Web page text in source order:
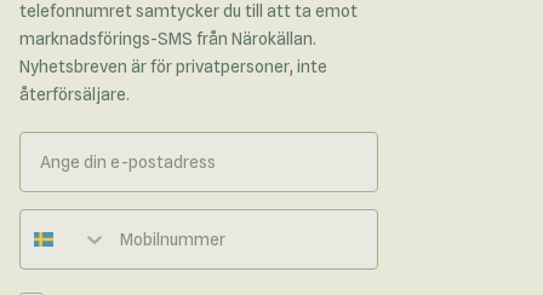
telefonnumret samtycker du till att ta emot
marknadsförings-SMS från Närokällan.
Nyhetsbreven är för privatpersoner, inte
återförsäljare.
Telefonnummer